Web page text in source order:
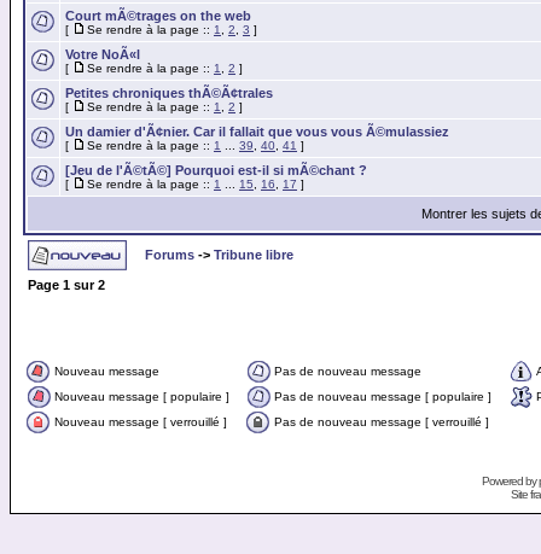
Court mÃ©trages on the web
[ Se rendre à la page :: 1 2 3 ]
Votre NoÃ«l
[ Se rendre à la page :: 1 2 ]
Petites chroniques thÃ©Ã¢trales
[ Se rendre à la page :: 1 2 ]
Un damier d'Ã¢nier. Car il fallait que vous vous Ã©mulassiez
[ Se rendre à la page :: 1 39 40 41 ]
[Jeu de l'Ã©tÃ©] Pourquoi est-il si mÃ©chant ?
[ Se rendre à la page :: 1 15 16 17 ]
Montrer les sujets
Forums -> Tribune libre
Page 1 sur2
Nouveau message Pas de nouveau message
Nouveau message [ populaire ]
Pas de nouveau message [ populaire ]
Nouveau message [ verrouillé ]
Pas de nouveau message [ verrouillé ]
Powered by
Site